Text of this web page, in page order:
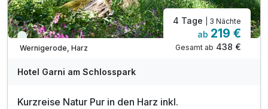
Viele Termine frei
Wernigerode, Harz
4 Tage | 3 Nächte
ab 219 €
Gesamt ab 438 €
Hotel Garni am Schlosspark
Kurzreise Natur Pur in den Harz inkl.